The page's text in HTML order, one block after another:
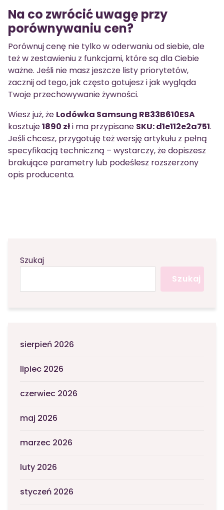
Na co zwrócić uwagę przy
porównywaniu cen?
Porównuj cenę nie tylko w oderwaniu od siebie, ale
też w zestawieniu z funkcjami, które są dla Ciebie
ważne. Jeśli nie masz jeszcze listy priorytetów,
zacznij od tego, jak często gotujesz i jak wygląda
Twoje przechowywanie żywności.
Wiesz już, że Lodówka Samsung RB33B610ESA
kosztuje1890 złi ma przypisane SKU: d1e112e2a751.
Jeśli chcesz, przygotuję też wersję artykułu z pełną
specyfikacją techniczną – wystarczy, że dopiszesz
brakujące parametry lub podeślesz rozszerzony
opis producenta.
Szukaj
Szukaj
sierpień 2026
lipiec 2026
czerwiec 2026
maj 2026
marzec 2026
luty 2026
styczeń 2026